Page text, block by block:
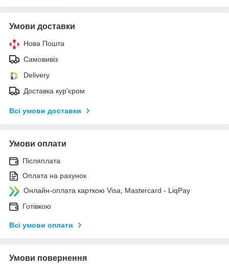
Умови доставки
Нова Пошта
Самовивіз
Delivery
Доставка кур'єром
Всі умови доставки
Умови оплати
Післяплата
Оплата на рахунок
Онлайн-оплата карткою Visa, Mastercard - LiqPay
Готівкою
Всі умови оплати
Умови повернення